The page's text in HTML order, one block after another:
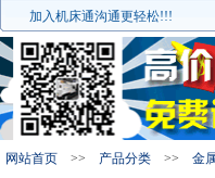
加入机床通沟通更轻松!!!
网站首页 >> 产品分类 >> 金